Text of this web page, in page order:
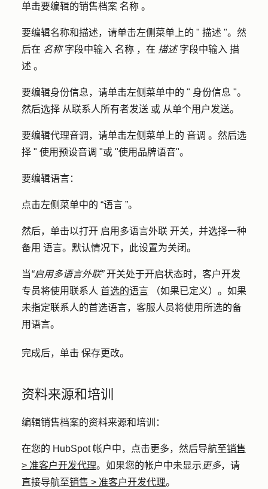
单击要编辑的销售档案 名称 。
要编辑名称和描述，请单击左侧菜单上的 " 描述 "。然
后在 名称字段中输入 名称 ，在 描述字段中输入 描
述 。
要编辑身份信息，请单击左侧菜单中的 " 身份信息 "。
然后选择 从联系人所有者发送 或 从单个用户发送。
要编辑代理音调，请单击左侧菜单上的 音调 。然后选
择 " 使用预设音调 "或 "使用品牌语音"。
要编辑语言：
点击左侧菜单中的 “语言 ”。
然后，单击以打开 启用多语言外联 开关，并选择一种
备用 语言。默认情况下，此设置为关闭。
当“启用多语言外联”开关处于开启状态时，客户开发
专员将使用联系人 首选的语言 （如果已定义）。如果
未指定联系人的首选语言，客服人员将使用所选的备
用语言。
完成后，单击 保存更改。
资料来源和培训
编辑销售档案的资料来源和培训：
在您的 HubSpot 帐户中，点击更多，然后导航至销售
> 准客户开发代理。如果您的帐户中未显示 更多，请
直接导航至销售 > 准客户开发代理。